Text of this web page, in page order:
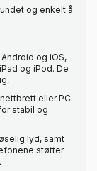
og enkelt å
og iOS,
og iPod. De
eller PC
stabil og
lyd, samt
støtter